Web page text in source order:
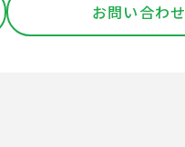
お問い合わせ